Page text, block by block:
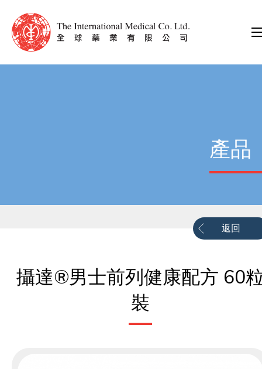
產品
返回
攝達®男士前列健康配方 60
裝